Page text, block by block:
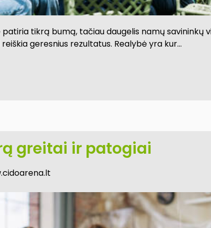
tikrą bumą, tačiau daugelis namų savininkų
geresnius rezultatus. Realybė yra kur…
greitai ir patogiai